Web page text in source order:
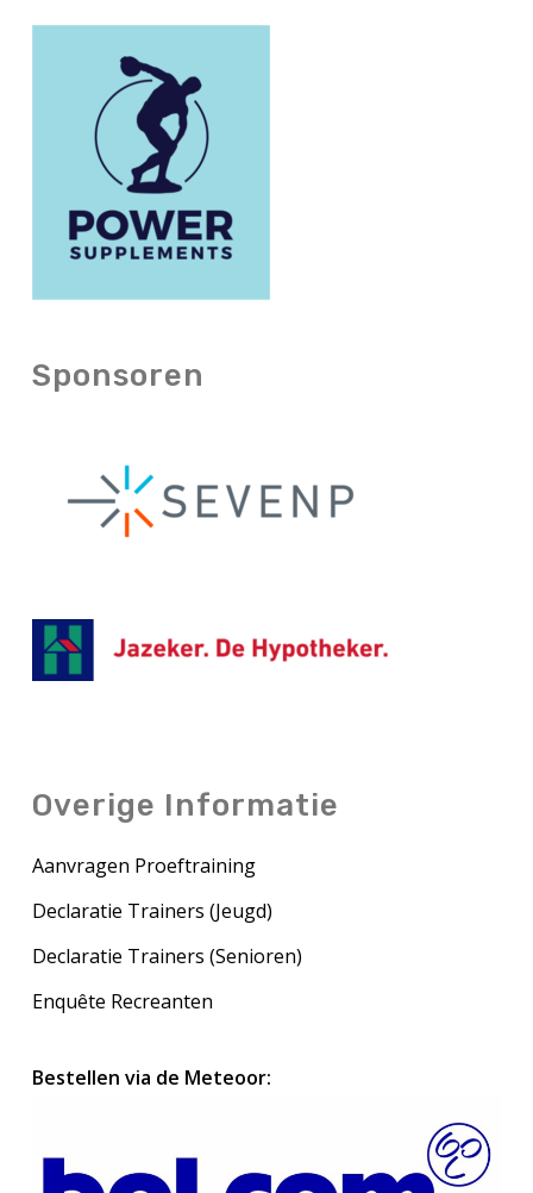
Sponsoren
Overige Informatie
Aanvragen Proeftraining
Declaratie Trainers (Jeugd)
Declaratie Trainers (Senioren)
Enquête Recreanten
Bestellen via de Meteoor: